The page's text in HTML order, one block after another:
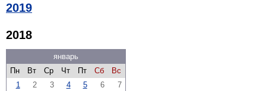
2019
2018
январь
Пн
Вт Ср Чт Пт Сб
Вс
1
2 3 4 5 6
7